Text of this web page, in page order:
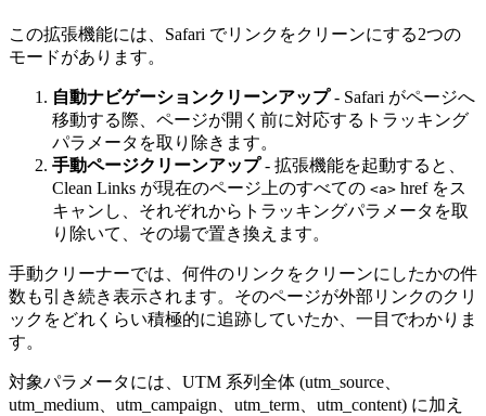
この拡張機能には、Safari でリンクをクリーンにする2つの
モードがあります。
自動ナビゲーションクリーンアップ- Safari がページへ
移動する際、ページが開く前に対応するトラッキング
パラメータを取り除きます。
手動ページクリーンアップ- 拡張機能を起動すると、
Clean Links が現在のページ上のすべての <a> href をス
キャンし、それぞれからトラッキングパラメータを取
り除いて、その場で置き換えます。
手動クリーナーでは、何件のリンクをクリーンにしたかの件
数も引き続き表示されます。そのページが外部リンクのクリ
ックをどれくらい積極的に追跡していたか、一目でわかりま
す。
対象パラメータには、UTM 系列全体 (utm_source、
utm_medium、utm_campaign、utm_term、utm_content) に加え